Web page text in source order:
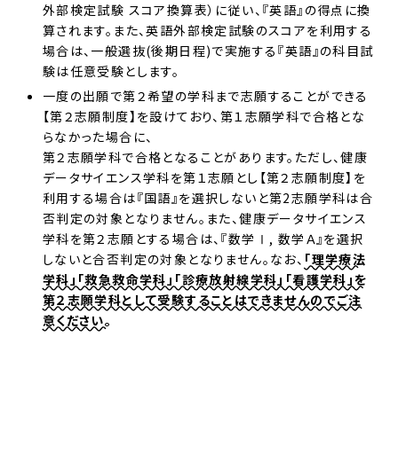
外部検定試験 スコア換算表）に従い、『英語』の得点に換
算されます。また、英語外部検定試験のスコアを利用する
場合は、一般選抜(後期日程)で実施する『英語』の科目試
験は任意受験とします。
一度の出願で第２希望の学科まで志願することができる
【第２志願制度】を設けており、第１志願学科で合格とな
らなかった場合に、
第２志願学科で合格となることがあります。ただし、健康
データサイエンス学科を第１志願とし【第２志願制度】を
利用する場合は『国語』を選択しないと第2志願学科は合
否判定の対象となりません。また、健康データサイエンス
学科を第２志願とする場合は、『数学Ⅰ, 数学Ａ』を選択
しないと合否判定の対象となりません。なお、 「理学療法
学科」「救急救命学科」「診療放射線学科」「看護学科」を
第２志願学科として受験することはできませんのでご注
意ください。